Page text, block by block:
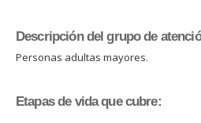
Descripción del grupo de
Personas adultas mayores.
Etapas de vida que cubre: